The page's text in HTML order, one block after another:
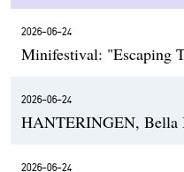
2026-06-24
Minifestival: "Escaping
2026-06-24
HANTERINGEN, Bella
2026-06-24